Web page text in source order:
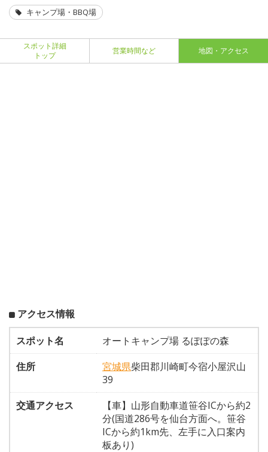
キャンプ場・BBQ場
スポット詳細
トップ
営業時間など 地図・アクセス
アクセス情報
スポット名
オートキャンプ場 るぽぽの森
住所
宮城県柴田郡川崎町今宿小屋沢山
39
交通アクセス
【車】山形自動車道笹谷ICから約2
分(国道286号を仙台方面へ。笹谷
ICから約1km先、左手に入口案内
板あり)